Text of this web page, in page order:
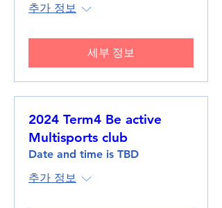
추가 정보
세부 정보
2024 Term4 Be active
Multisports club
Date and time is TBD
추가 정보